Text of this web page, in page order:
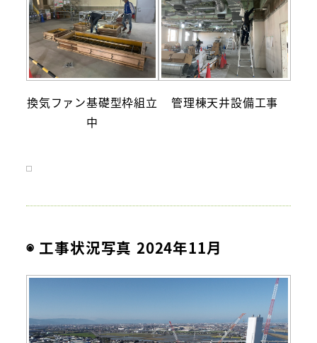
換気ファン基礎型枠組立
中
管理棟天井設備工事
◉ 工事状況写真 2024年11月